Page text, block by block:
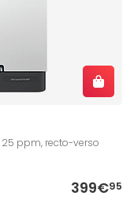
ppm, recto-verso
399€95